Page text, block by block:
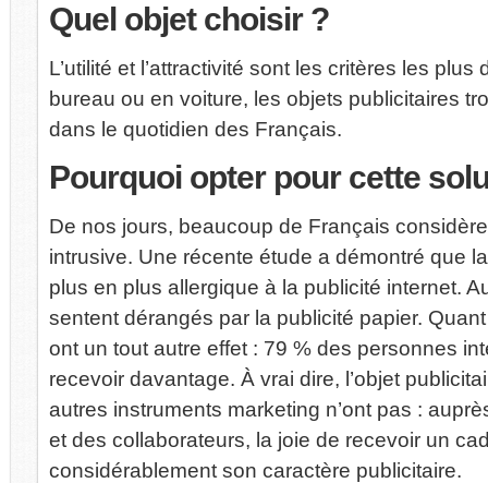
Quel objet choisir ?
L’utilité et l’attractivité sont les critères les
bureau ou en voiture, les objets publicitaires
dans le quotidien des Français.
Pourquoi opter pour cette
De nos jours, beaucoup de Français
intrusive. Une récente étude a démontré que
plus en plus allergique à la publicité internet.
sentent dérangés par la publicité papier.
ont un tout autre effet : 79 % des personnes
recevoir davantage. À vrai dire, l’objet
autres instruments marketing n’ont pas :
et des collaborateurs, la joie de recevoir un
considérablement son caractère publicitaire.